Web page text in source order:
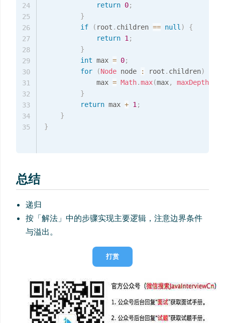
return 0;
}
if
( root . children == null )
{
return 1 ;
}
int max = 0;
for
(Node node : root . children)
             max
= Math.max(max, maxDepth
}
return max + 1 ;
}
}
24
25
26
27
28
29
30
31
32
33
34
35
总结
递归
按「解法」中的步骤实现主要逻辑，注意边界条件
与溢出。
打赏